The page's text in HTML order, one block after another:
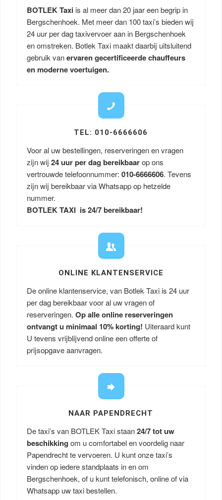
BOTLEK Taxi is al meer dan 20 jaar een begrip in
Bergschenhoek. Met meer dan 100 taxi’s bieden wij
24 uur per dag taxivervoer aan in Bergschenhoek
en omstreken. Botlek Taxi maakt daarbij uitsluitend
gebruik vanervaren gecertificeerde chauffeurs
en moderne voertuigen.
TEL: 010-6666606
Voor al uw bestellingen, reserveringen en vragen
zijn wij 24 uur per dag bereikbaarop ons
vertrouwde telefoonnummer: 010-6666606. Tevens
zijn wij bereikbaar via Whatsapp op hetzelde
nummer.
BOTLEK TAXI is 24/7 bereikbaar!
ONLINE KLANTENSERVICE
De online klantenservice, van Botlek Taxi is 24 uur
per dag bereikbaar voor al uw vragen of
reserveringen. Op alle online reserveringen
ontvangt u minimaal 10% korting! Uiteraard kunt
U tevens vrijblijvend online een offerte of
prijsopgave aanvragen.
NAAR PAPENDRECHT
De taxi’s van BOTLEK Taxi staan24/7 tot uw
beschikking om u comfortabel en voordelig naar
Papendrecht te vervoeren. U kunt onze taxi’s
vinden op iedere standplaats in en om
Bergschenhoek, of u kunt telefonisch, online of via
Whatsapp uw taxi bestellen.